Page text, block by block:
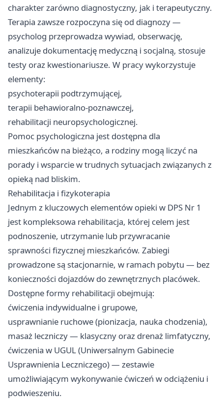
charakter zarówno diagnostyczny, jak i terapeutyczny.
Terapia zawsze rozpoczyna się od diagnozy —
psycholog przeprowadza wywiad, obserwację,
analizuje dokumentację medyczną i socjalną, stosuje
testy oraz kwestionariusze. W pracy wykorzystuje
elementy:
psychoterapii podtrzymującej,
terapii behawioralno-poznawczej,
rehabilitacji neuropsychologicznej.
Pomoc psychologiczna jest dostępna dla
mieszkańców na bieżąco, a rodziny mogą liczyć na
porady i wsparcie w trudnych sytuacjach związanych z
opieką nad bliskim.
Rehabilitacja i fizykoterapia
Jednym z kluczowych elementów opieki w DPS Nr 1
jest kompleksowa rehabilitacja, której celem jest
podnoszenie, utrzymanie lub przywracanie
sprawności fizycznej mieszkańców. Zabiegi
prowadzone są stacjonarnie, w ramach pobytu — bez
konieczności dojazdów do zewnętrznych placówek.
Dostępne formy rehabilitacji obejmują:
ćwiczenia indywidualne i grupowe,
usprawnianie ruchowe (pionizacja, nauka chodzenia),
masaż leczniczy — klasyczny oraz drenaż limfatyczny,
ćwiczenia w UGUL (Uniwersalnym Gabinecie
Usprawnienia Leczniczego) — zestawie
umożliwiającym wykonywanie ćwiczeń w odciążeniu i
podwieszeniu.